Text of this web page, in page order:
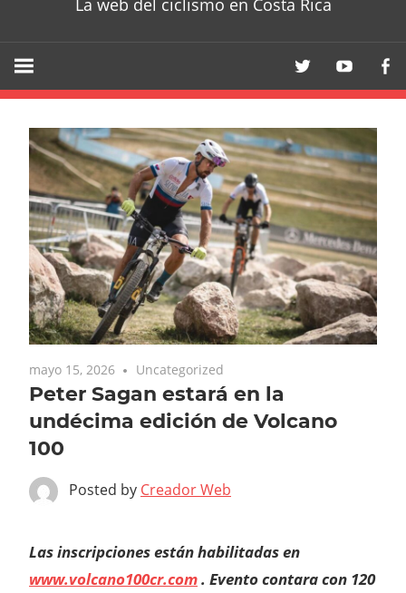
La web del ciclismo en Costa Rica
mayo 15, 2026 Uncategorized
Peter Sagan estará en la
undécima edición de Volcano
100
Posted by Creador Web
Las inscripciones están habilitadas en
www.volcano100cr.com. Evento contara con 120